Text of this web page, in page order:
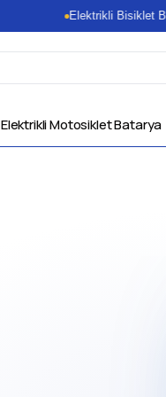
Elektrikli Bisiklet
Elektrikli Motosiklet Batarya